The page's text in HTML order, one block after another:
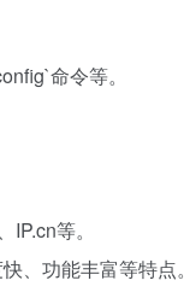
命令等。
等。
、功能丰富等特点。